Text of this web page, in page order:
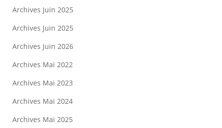
Archives Juin 2025
Archives Juin 2025
Archives Juin 2026
Archives Mai 2022
Archives Mai 2023
Archives Mai 2024
Archives Mai 2025